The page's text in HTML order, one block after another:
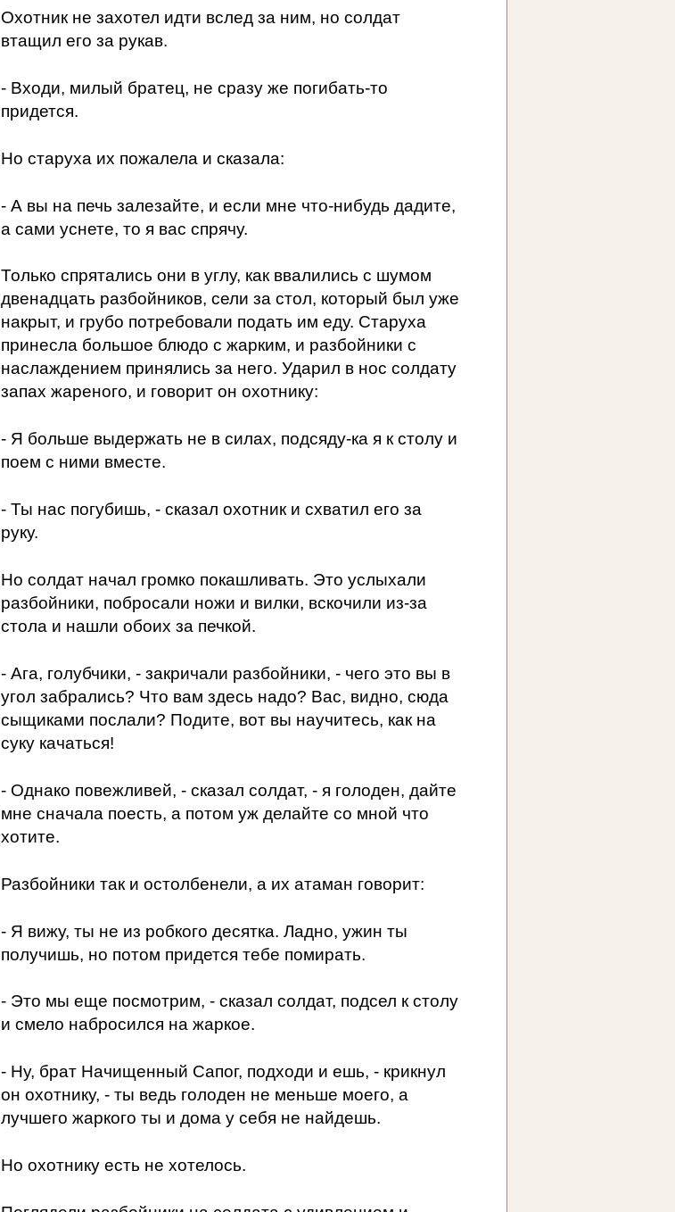
Охотник не захотел идти вслед за ним, но солдат
втащил его за рукав.
- Входи, милый братец, не сразу же погибать-то
придется.
Но старуха их пожалела и сказала:
- А вы на печь залезайте, и если мне что-нибудь дадите,
а сами уснете, то я вас спрячу.
Только спрятались они в углу, как ввалились с шумом
двенадцать разбойников, сели за стол, который был уже
накрыт, и грубо потребовали подать им еду. Старуха
принесла большое блюдо с жарким, и разбойники с
наслаждением принялись за него. Ударил в нос солдату
запах жареного, и говорит он охотнику:
- Я больше выдержать не в силах, подсяду-ка я к столу и
поем с ними вместе.
- Ты нас погубишь, - сказал охотник и схватил его за
руку.
Но солдат начал громко покашливать. Это услыхали
разбойники, побросали ножи и вилки, вскочили из-за
стола и нашли обоих за печкой.
- Ага, голубчики, - закричали разбойники, - чего это вы в
угол забрались? Что вам здесь надо? Вас, видно, сюда
сыщиками послали? Подите, вот вы научитесь, как на
суку качаться!
- Однако повежливей, - сказал солдат, - я голоден, дайте
мне сначала поесть, а потом уж делайте со мной что
хотите.
Разбойники так и остолбенели, а их атаман говорит:
- Я вижу, ты не из робкого десятка. Ладно, ужин ты
получишь, но потом придется тебе помирать.
- Это мы еще посмотрим, - сказал солдат, подсел к столу
и смело набросился на жаркое.
- Ну, брат Начищенный Сапог, подходи и ешь, - крикнул
он охотнику, - ты ведь голоден не меньше моего, а
лучшего жаркого ты и дома у себя не найдешь.
Но охотнику есть не хотелось.